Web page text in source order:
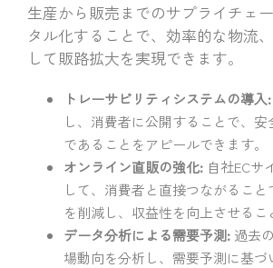
生産から販売までのサプライチェ
タル化することで、効率的な物流
して販路拡大を実現できます。
トレーサビリティシステムの導入:
し、消費者に公開することで、
であることをアピールできます。
オンライン直販の強化: 自社ECサ
して、消費者と直接つながるこ
を削減し、収益性を向上させるこ
データ分析による需要予測: 過去
場動向を分析し、需要予測に基づ